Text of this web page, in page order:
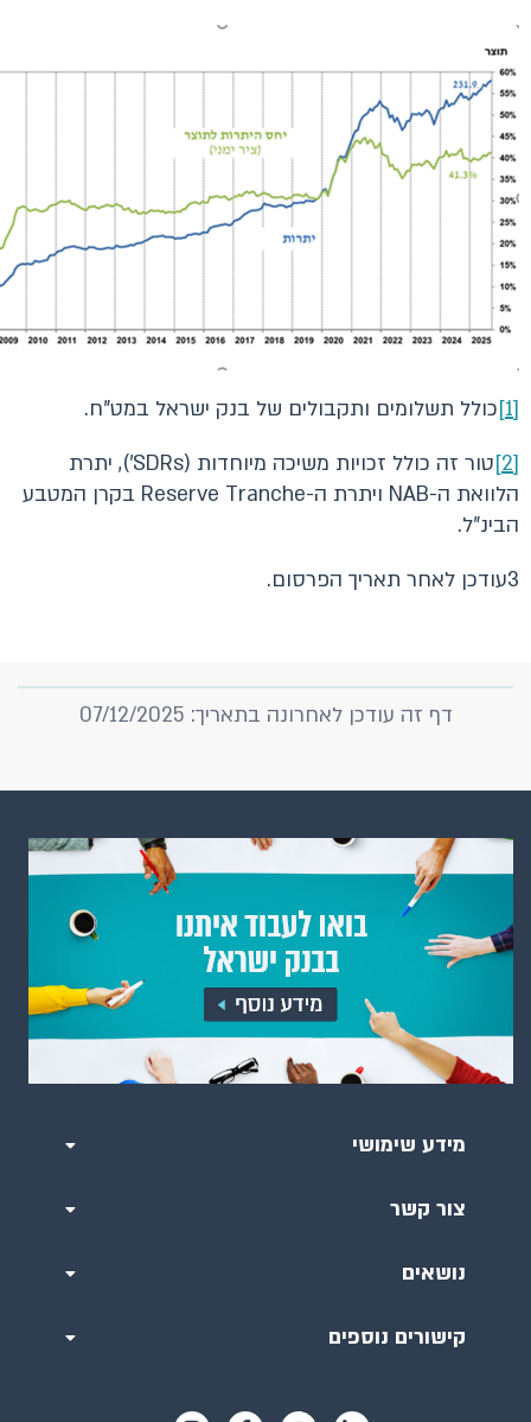
[1]
כולל תשלומים ותקבולים של בנק ישראל במט"ח.
[2]
טור זה כולל זכויות משיכה מיוחדות (SDRs'), יתרת
הלוואת ה-NAB ויתרת ה-Reserve Tranche בקרן המטבע
הבינ"ל.
3עודכן לאחר תאריך הפרסום.
דף זה עודכן לאחרונה בתאריך: 07/12/2025
מידע שימושי
צור קשר
נושאים
קישורים נוספים